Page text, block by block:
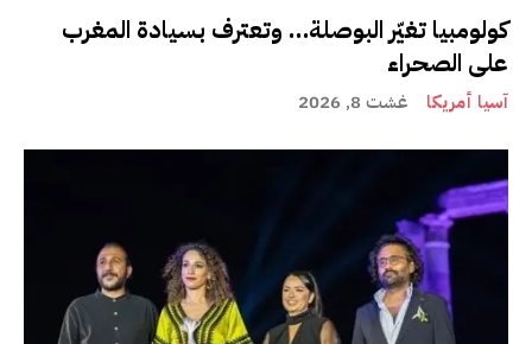
كولومبيا تغيّر البوصلة… وتعترف بسيادة المغرب
على الصحراء
آسيا أمريكا غشت 8, 2026